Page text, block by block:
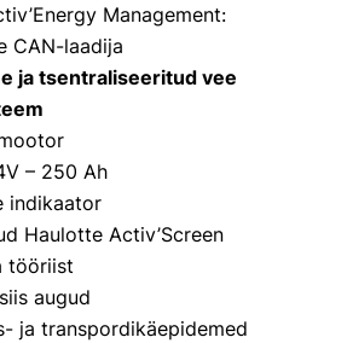
Management:
CAN-laadija
ja tsentraliseeritud vee
– 250 Ah
indikaator
Haulotte Activ’Screen
tööriist
augud
ja transpordikäepidemed